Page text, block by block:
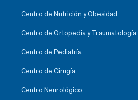
Centro de Nutrición y Obesidad
Centro de Ortopedia y Traumatología
Centro de Pediatría
Centro de Cirugía
Centro Neurológico